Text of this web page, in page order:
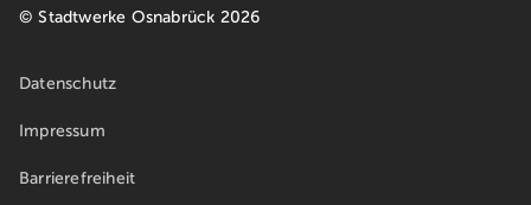
© Stadtwerke Osnabrück 2026
Datenschutz
Impressum
Barrierefreiheit